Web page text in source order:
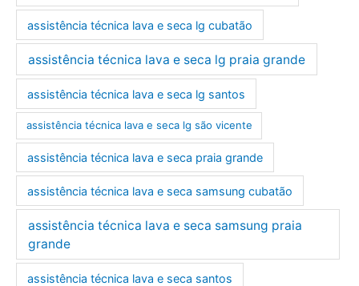
assistência técnica lava e seca lg cubatão
assistência técnica lava e seca lg praia grande
assistência técnica lava e seca lg santos
assistência técnica lava e seca lg são vicente
assistência técnica lava e seca praia grande
assistência técnica lava e seca samsung cubatão
assistência técnica lava e seca samsung praia
grande
assistência técnica lava e seca santos